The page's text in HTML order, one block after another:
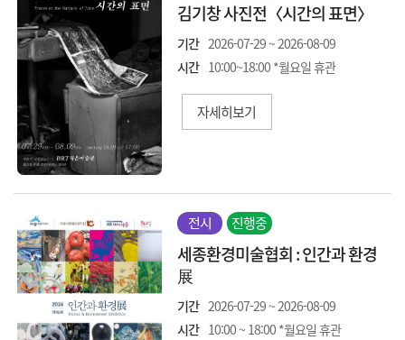
김기창 사진전〈시간의 표면〉
기간 2026-07-29 ~ 2026-08-09
시간 10:00~18:00 *월요일 휴관
자세히보기
전시 진행중
세종환경미술협회 : 인간과 환경
展
기간 2026-07-29 ~ 2026-08-09
시간 10:00 ~ 18:00 *월요일 휴관